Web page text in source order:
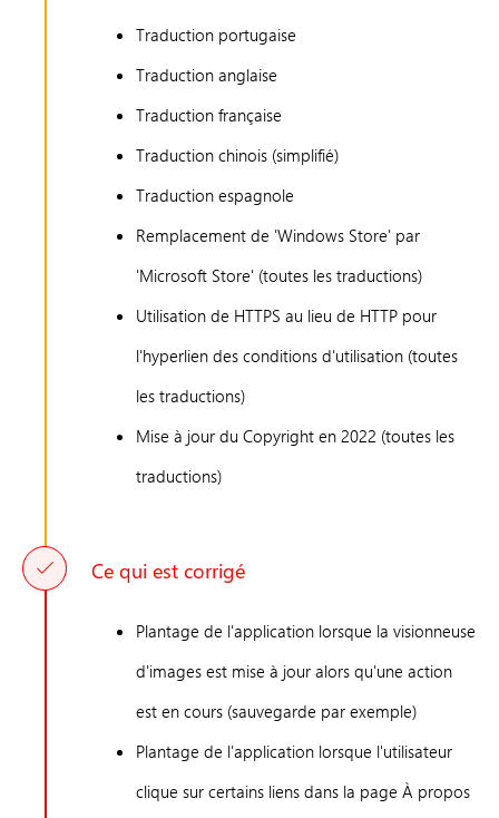
Traduction portugaise
Traduction anglaise
Traduction française
Traduction chinois (simplifié)
Traduction espagnole
Remplacement de 'Windows Store' par
'Microsoft Store' (toutes les traductions)
Utilisation de HTTPS au lieu de HTTP pour
l'hyperlien des conditions d'utilisation (toutes
les traductions)
Mise à jour du Copyright en 2022 (toutes les
traductions)
Ce qui est corrigé
Plantage de l'application lorsque la visionneuse
d'images est mise à jour alors qu'une action
est en cours (sauvegarde par exemple)
Plantage de l'application lorsque l'utilisateur
clique sur certains liens dans la page À propos